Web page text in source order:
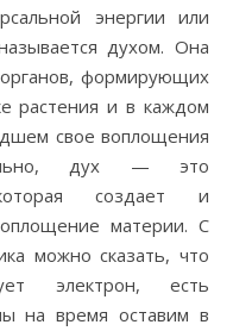
энергии или
духом. Она
органов, формирующих
растения и в каждом
свое воплощения
дух — это
создает и
материи. С
можно сказать, что
электрон, есть
на время оставим в